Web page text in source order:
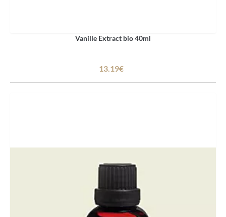
Vanille Extract bio 40ml
13.19€